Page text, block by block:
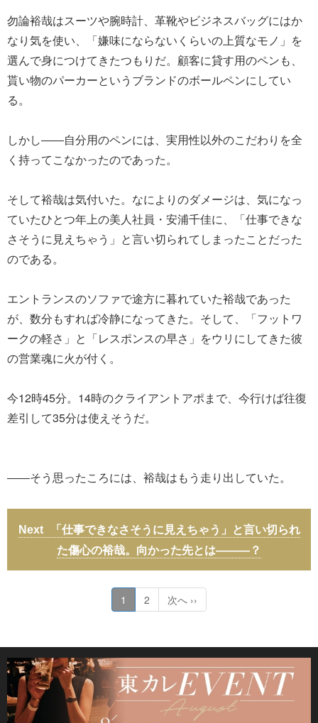
勿論裕哉はスーツや腕時計、革靴やビジネスバッグにはか
なり気を使い、「嫌味にならないくらいの上質なモノ」を
選んで身につけてきたつもりだ。顧客に貸す用のペンも、
貰い物のパーカーというブランドのボールペンにしてい
る。
しかし――自分用のペンには、実用性以外のこだわりを全
く持ってこなかったのであった。
そして裕哉は気付いた。なによりのダメージは、気になっ
ていたひとつ年上の美人社員・安浦千佳に、「仕事できな
さそうに見えちゃう」と言い切られてしまったことだった
のである。
エントランスのソファで途方に暮れていた裕哉であった
が、数分もすれば冷静になってきた。そして、「フットワ
ークの軽さ」と「レスポンスの早さ」をウリにしてきた彼
の営業魂に火が付く。
今12時45分。14時のクライアントアポまで、今行けば往復
差引して35分は使えそうだ。
――そう思ったころには、裕哉はもう走り出していた。
「仕事できなさそうに見えちゃう」と言い切られ
た傷心の裕哉。向かった先とは―――？
1 2 次へ ››